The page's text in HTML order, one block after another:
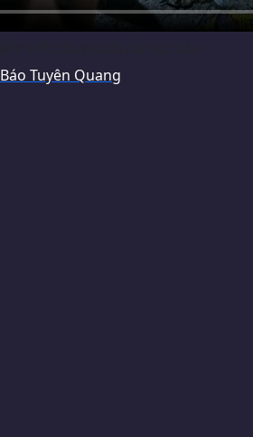
Báo Tuyên Quang